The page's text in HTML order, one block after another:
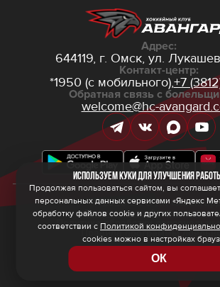
Адрес:
644119, г. Омск, ул.
Контакт-центр:
*1950 (с мобильного),+7
Обратная связь с
welcome@hc-
© 2026 ООО ХК
Политика
Политика обработки
Правила программы
Используем куки для улучшения
Продолжая пользоваться сайтом, вы
персональных данных сервисами «Яндекс
обработку файлов cookie и других
соответствии с Политикой
cookies можно в настройках
ОК